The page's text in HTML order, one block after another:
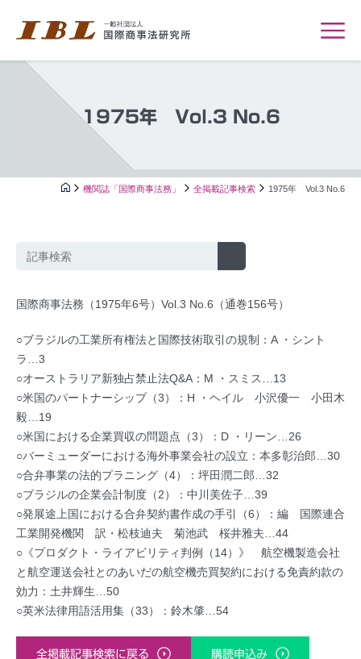
1975年 Vol.3 No.6
機関誌「国際商事法務」 全掲載記事検索 1975年 Vol.3 No.6
国際商事法務（1975年6号）Vol.3 No.6（通巻156号）
○ブラジルの工業所有権法と国際技術取引の規制：A ・シント
ラ…3
○オーストラリア新独占禁止法Q&A：M ・スミス…13
○米国のパートナーシップ（3）：H ・ヘイル 小沢優一 小田木
毅…19
○米国における企業買収の問題点（3）：D ・リーン…26
○バーミューダーにおける海外事業会社の設立：本多彰治郎…30
○合弁事業の法的プラニング（4）：坪田潤二郎…32
○ブラジルの企業会計制度（2）：中川美佐子…39
○発展途上国における合弁契約書作成の手引（6）：編 国際連合
工業開発機関 訳・松枝迪夫 菊池武 桜井雅夫…44
○《プロダクト・ライアビリティ判例（14）》 航空機製造会社
と航空運送会社とのあいだの航空機売買契約における免責約款の
効力：土井輝生…50
○英米法律用語活用集（33）：鈴木肇…54
全掲載記事検索に戻る 購読申込み